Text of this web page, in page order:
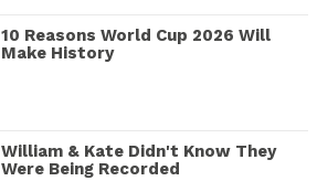
10 Reasons World Cup 2026 Will
Make History
William & Kate Didn't Know They
Were Being Recorded